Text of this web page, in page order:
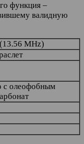
функция –
валидную
MHz)
с олеофобным